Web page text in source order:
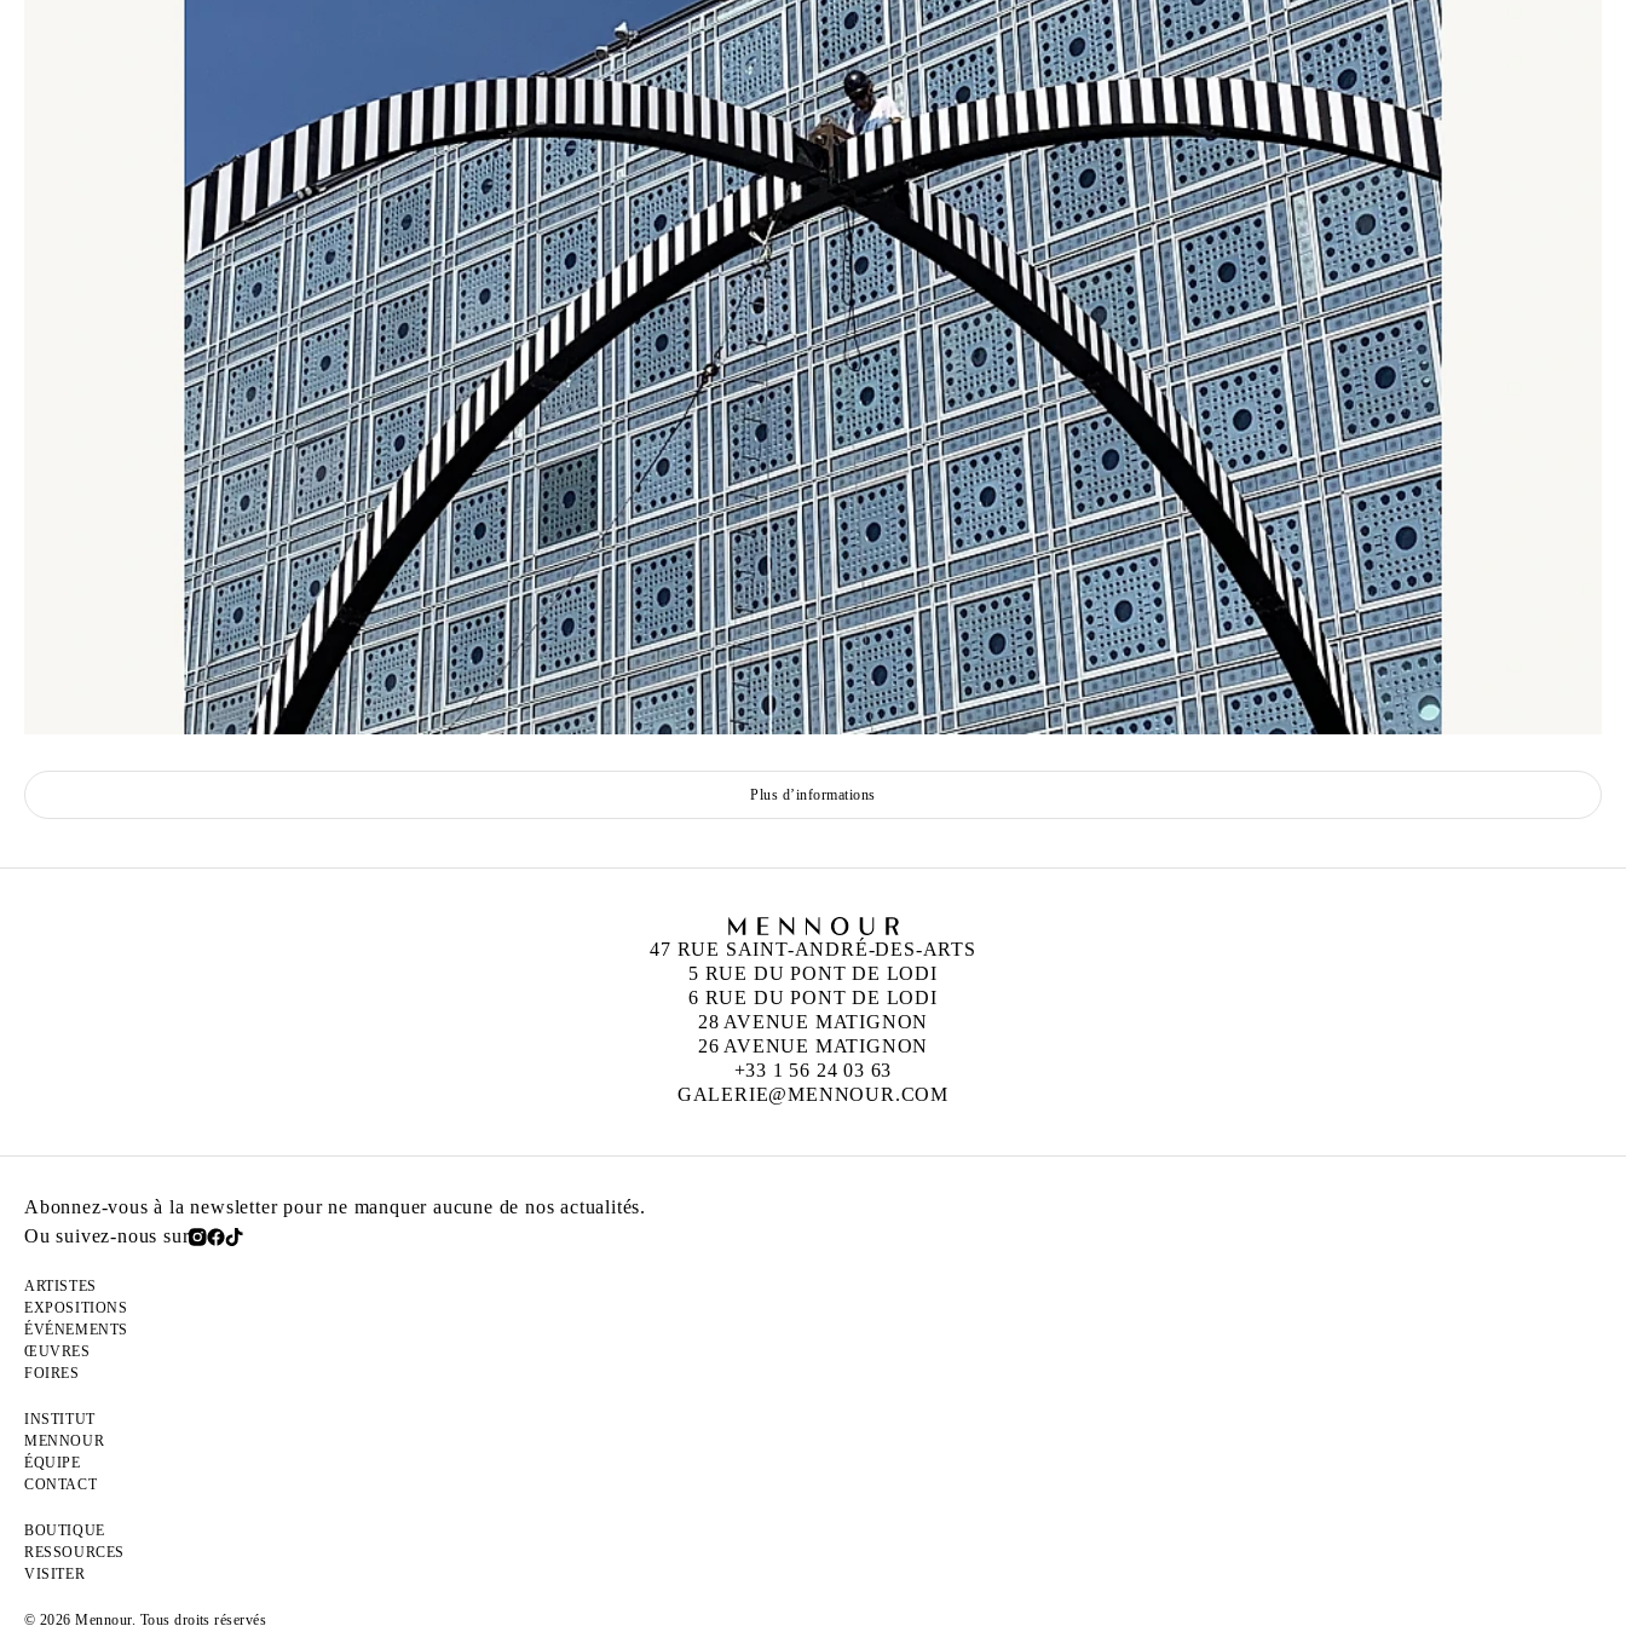
Plus d’informations
47 RUE SAINT-ANDRÉ-DES-ARTS
5 RUE DU PONT DE LODI
6 RUE DU PONT DE LODI
28 AVENUE MATIGNON
26 AVENUE MATIGNON
+33 1 56 24 03 63
GALERIE@MENNOUR.COM
Abonnez-vous à la newsletter pour ne manquer aucune de nos actualités.
Ou suivez-nous sur
ARTISTES
EXPOSITIONS
ÉVÉNEMENTS
ŒUVRES
FOIRES
INSTITUT
MENNOUR
ÉQUIPE
CONTACT
BOUTIQUE
RESSOURCES
VISITER
© 2026 Mennour. Tous droits réservés